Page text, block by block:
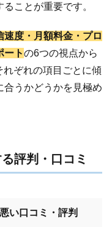
ことが重要です。
速度・月額料金・プロ
ートの6つの視点から
ぞれの項目ごとに傾
合うかどうかを見極め
評判・口コミ
悪い口コミ・評判